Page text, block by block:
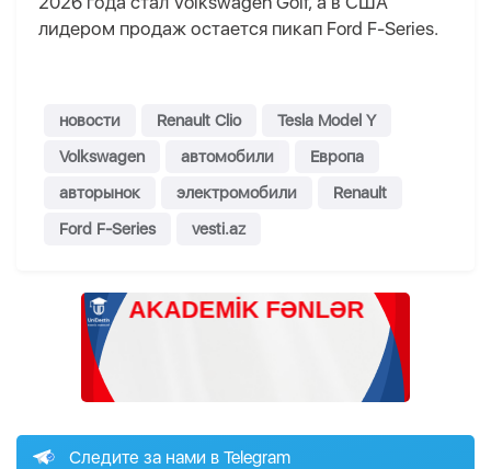
лидером продаж остается пикап Ford F-Series.
новости Renault Clio
Tesla Model Y
Volkswagen
автомобили
Европа
авторынок
электромобили
Renault
Ford F-Series
vesti.az
Следите за нами в Telegram